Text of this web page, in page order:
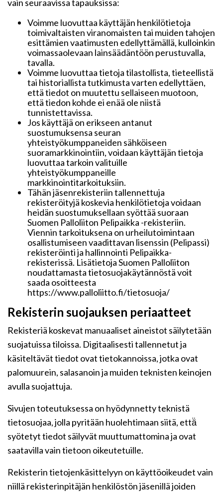
vain seuraavissa tapauksissa:
Voimme luovuttaa käyttäjän henkilötietoja
toimivaltaisten viranomaisten tai muiden tahojen
esittämien vaatimusten edellyttämällä, kulloinkin
voimassaolevaan lainsäädäntöön perustuvalla,
tavalla.
Voimme luovuttaa tietoja tilastollista, tieteellistä
tai historiallista tutkimusta varten edellyttäen,
että tiedot on muutettu sellaiseen muotoon,
että tiedon kohde ei enää ole niistä
tunnistettavissa.
Jos käyttäjä on erikseen antanut
suostumuksensa seuran
yhteistyökumppaneiden sähköiseen
suoramarkkinointiin, voidaan käyttäjän tietoja
luovuttaa tarkoin valituille
yhteistyökumppaneille
markkinointitarkoituksiin.
Tähän jäsenrekisteriin tallennettuja
rekisteröityjä koskevia henkilötietoja voidaan
heidän suostumuksellaan syöttää suoraan
Suomen Palloliiton Pelipaikka -rekisteriin.
Viennin tarkoituksena on urheilutoimintaan
osallistumiseen vaadittavan lisenssin (Pelipassi)
rekisteröinti ja hallinnointi Pelipaikka-
rekisterissä. Lisätietoja Suomen Palloliiton
noudattamasta tietosuojakäytännöstä voit
saada osoitteesta
https://www.palloliitto.fi/tietosuoja/
Rekisterin suojauksen periaatteet
Rekisteriä koskevat manuaaliset aineistot säilytetään
suojatuissa tiloissa. Digitaalisesti tallennetut ja
käsiteltävät tiedot ovat tietokannoissa, jotka ovat
palomuurein, salasanoin ja muiden teknisten keinojen
avulla suojattuja.
Sivujen toteutuksessa on hyödynnetty teknistä
tietosuojaa, jolla pyritään huolehtimaan siitä, että̈
syötetyt tiedot säilyvät muuttumattomina ja ovat
saatavilla vain tietoon oikeutetuille.
Rekisterin tietojenkäsittelyyn on käyttöoikeudet vain
niillä rekisterinpitäjän henkilöstön jäsenillä joiden